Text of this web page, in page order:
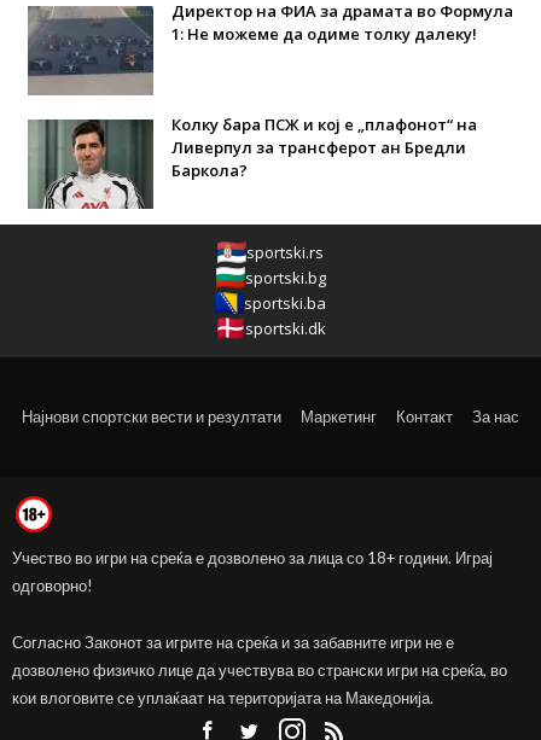
Директор на ФИА за драмата во Формула
1: Не можеме да одиме толку далеку!
Колку бара ПСЖ и кој е „плафонот“ на
Ливерпул за трансферот ан Бредли
Баркола?
sportski.rs
sportski.bg
sportski.ba
sportski.dk
Најнови спортски вести и резултати Маркетинг Контакт За нас
Учество во игри на среќа е дозволено за лица со 18+ години. Играј
одговорно!
Согласно Законот за игрите на среќа и за забавните игри не е
дозволено физичко лице да учествува во странски игри на среќа, во
кои влоговите се уплаќаат на територијата на Македонија.